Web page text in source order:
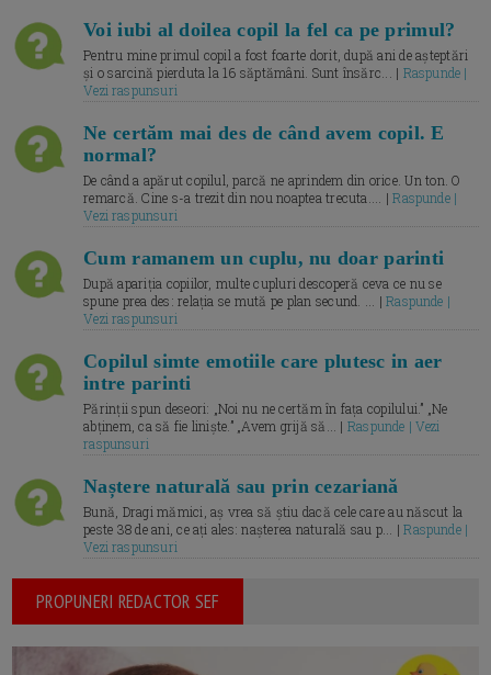
Voi iubi al doilea copil la fel ca pe primul?
Pentru mine primul copil a fost foarte dorit, după ani de așteptări
și o sarcină pierduta la 16 săptămâni. Sunt însărc... | Raspunde |
Vezi raspunsuri
Ne certăm mai des de când avem copil. E
normal?
De când a apărut copilul, parcă ne aprindem din orice. Un ton. O
remarcă. Cine s-a trezit din nou noaptea trecuta.... |Raspunde |
Vezi raspunsuri
Cum ramanem un cuplu, nu doar parinti
După apariția copiilor, multe cupluri descoperă ceva ce nu se
spune prea des: relația se mută pe plan secund. ... |Raspunde |
Vezi raspunsuri
Copilul simte emotiile care plutesc in aer
intre parinti
Părinții spun deseori: „Noi nu ne certăm în fața copilului.” „Ne
abținem, ca să fie liniște.” „Avem grijă să... | Raspunde | Vezi
raspunsuri
Naștere naturală sau prin cezariană
Bună, Dragi mămici, aș vrea să știu dacă cele care au născut la
peste 38 de ani, ce ați ales: nașterea naturală sau p... |Raspunde |
Vezi raspunsuri
PROPUNERI REDACTOR SEF